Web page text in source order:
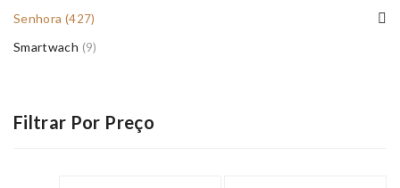
Senhora (427)
Smartwach (9)
Filtrar Por Preço